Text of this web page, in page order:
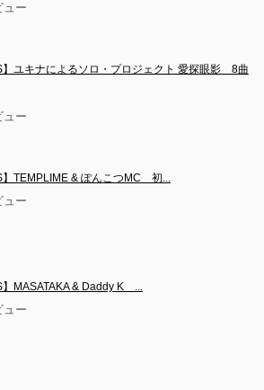
ュー
】ユキナによるソロ・プロジェクト 愛探眼影　8曲
ュー
】TEMPLIME & ぽんこつMC　初...
ュー
】MASATAKA & Daddy K　...
ュー